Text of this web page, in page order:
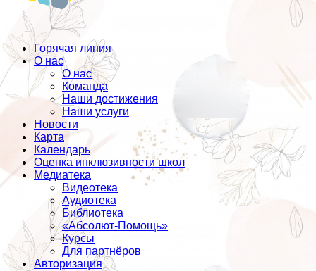
Горячая линия
О нас
О нас
Команда
Наши достижения
Наши услуги
Новости
Карта
Календарь
Оценка инклюзивности школ
Медиатека
Видеотека
Аудиотека
Библиотека
«Абсолют-Помощь»
Курсы
Для партнёров
Авторизация